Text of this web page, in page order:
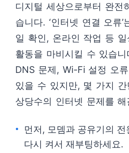
디지털 세상으로부터 완전
습니다. ‘인터넷 연결 오류
일 확인, 온라인 작업 등
활동을 마비시킬 수 있습
DNS 문제, Wi-Fi 설정 오
있을 수 있지만, 몇 가지 간
상당수의 인터넷 문제를
먼저, 모뎀과 공유기의
다시 켜서 재부팅하세요.